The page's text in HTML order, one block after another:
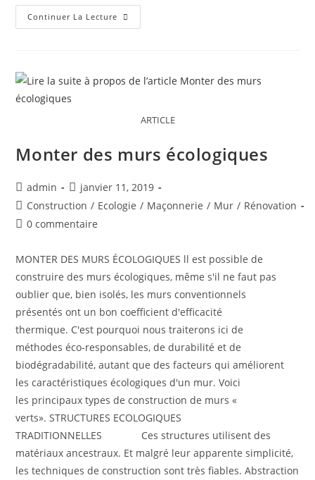
Continuer La Lecture
ARTICLE
Monter des murs écologiques
admin
janvier 11, 2019
Construction / Ecologie / Maçonnerie / Mur / Rénovation
0 commentaire
MONTER DES MURS ÉCOLOGIQUES ll est possible de
construire des murs écologiques, même s'il ne faut pas
oublier que, bien isolés, les murs conventionnels
présentés ont un bon coefficient d'efficacité
thermique. C'est pourquoi nous traiterons ici de
méthodes éco-responsables, de durabilité et de
biodégradabilité, autant que des facteurs qui améliorent
les caractéristiques écologiques d'un mur. Voici
les principaux types de construction de murs «
verts». STRUCTURES ECOLOGIQUES
TRADITIONNELLES Ces structures utilisent des
matériaux ancestraux. Et malgré leur apparente simplicité,
les techniques de construction sont très ﬁables. Abstraction